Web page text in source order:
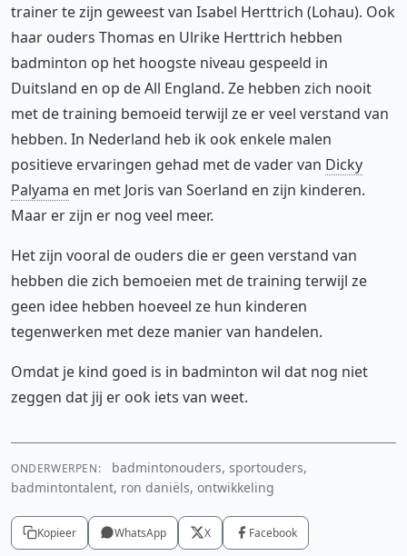
trainer te zijn geweest van Isabel Herttrich (Lohau). Ook
haar ouders Thomas en Ulrike Herttrich hebben
badminton op het hoogste niveau gespeeld in
Duitsland en op de All England. Ze hebben zich nooit
met de training bemoeid terwijl ze er veel verstand van
hebben. In Nederland heb ik ook enkele malen
positieve ervaringen gehad met de vader van Dicky
Palyama en met Joris van Soerland en zijn kinderen.
Maar er zijn er nog veel meer.
Het zijn vooral de ouders die er geen verstand van
hebben die zich bemoeien met de training terwijl ze
geen idee hebben hoeveel ze hun kinderen
tegenwerken met deze manier van handelen.
Omdat je kind goed is in badminton wil dat nog niet
zeggen dat jij er ook iets van weet.
ONDERWERPEN:
badmintonouders, sportouders,
badmintontalent, ron daniëls, ontwikkeling
Kopieer WhatsApp X Facebook